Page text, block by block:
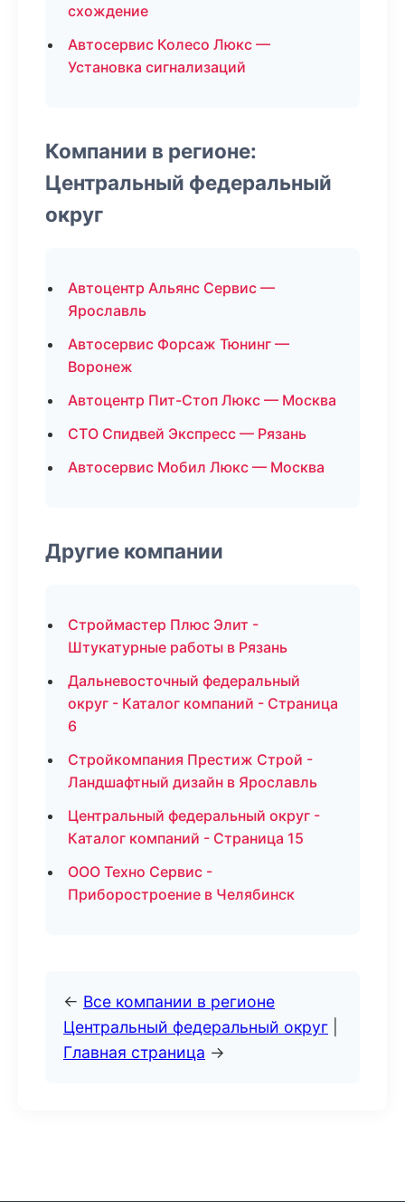
схождение
Автосервис Колесо Люкс —
Установка сигнализаций
Компании в регионе:
Центральный федеральный
округ
Автоцентр Альянс Сервис —
Ярославль
Автосервис Форсаж Тюнинг —
Воронеж
Автоцентр Пит-Стоп Люкс — Москва
СТО Спидвей Экспресс — Рязань
Автосервис Мобил Люкс — Москва
Другие компании
Строймастер Плюс Элит -
Штукатурные работы в Рязань
Дальневосточный федеральный
округ - Каталог компаний - Страница
6
Стройкомпания Престиж Строй -
Ландшафтный дизайн в Ярославль
Центральный федеральный округ -
Каталог компаний - Страница 15
ООО Техно Сервис -
Приборостроение в Челябинск
← Все компании в регионе
Центральный федеральный округ
Главная страница →